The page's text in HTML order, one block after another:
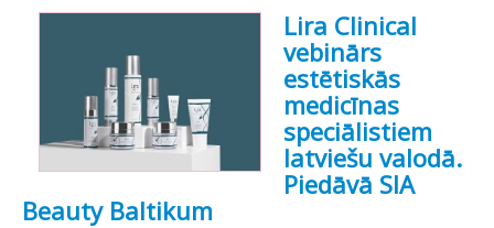
Lira Clinical
vebinārs
estētiskās
medicīnas
speciālistiem
latviešu valodā.
Piedāvā SIA
Beauty Baltikum